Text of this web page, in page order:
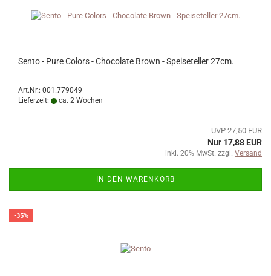
Sento - Pure Colors - Chocolate Brown - Speiseteller 27cm.
Art.Nr.: 001.779049
Lieferzeit:
ca. 2 Wochen
UVP 27,50 EUR
Nur 17,88 EUR
inkl. 20% MwSt. zzgl. Versand
IN DEN WARENKORB
-35%